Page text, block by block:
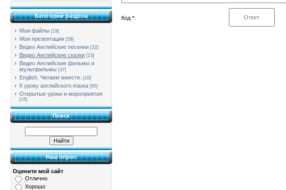
Категории раздела
Мои файлы [19]
Мои презентации [58]
Видео Английские песенки [32]
Видео Английские сказки [23]
Видео Английские фильмы и
мультфильмы [37]
English. Читаем вместе. [10]
К уроку английского языка [65]
Открытые уроки и мероприятия
[16]
Поиск
Наш опрос
Оцените мой сайт
Отлично
Хорошо
Код *: